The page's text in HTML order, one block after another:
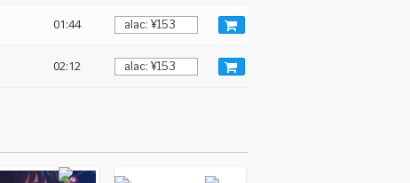
01:44
02:12